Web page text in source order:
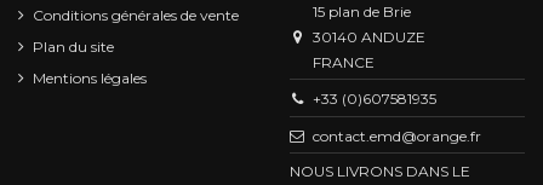
Conditions générales de vente
Plan du site
Mentions légales
15 plan de Brie
30140 ANDUZE
FRANCE
+33 (0)607581935
contact.emd@orange.fr
NOUS LIVRONS DANS LE